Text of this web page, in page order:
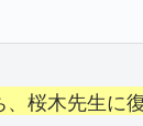
桜木先生に